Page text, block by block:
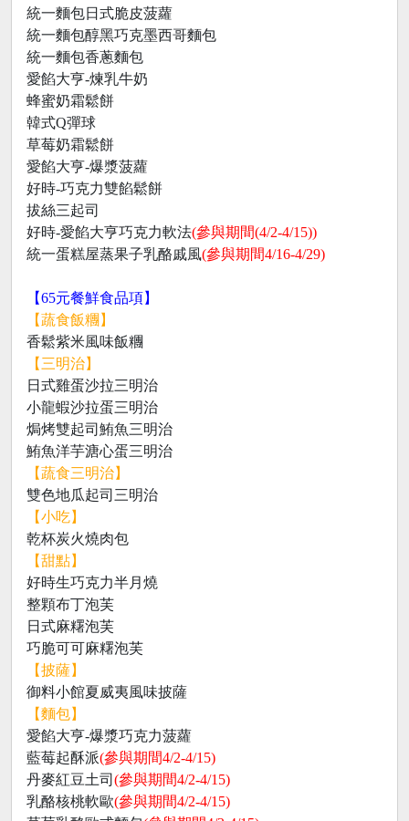
統一麵包日式脆皮菠蘿
統一麵包醇黑巧克墨西哥麵包
統一麵包香蔥麵包
愛餡大亨-煉乳牛奶
蜂蜜奶霜鬆餅
韓式Q彈球
草莓奶霜鬆餅
愛餡大亨-爆漿菠蘿
好時-巧克力雙餡鬆餅
拔絲三起司
好時-愛餡大亨巧克力軟法(參與期間(4/2-4/15))
統一蛋糕屋蒸果子乳酪戚風(參與期間4/16-4/29)
【65元餐鮮食品項】
【蔬食飯糰】
香鬆紫米風味飯糰
【三明治】
日式雞蛋沙拉三明治
小龍蝦沙拉蛋三明治
焗烤雙起司鮪魚三明治
鮪魚洋芋溏心蛋三明治
【蔬食三明治】
雙色地瓜起司三明治
【小吃】
乾杯炭火燒肉包
【甜點】
好時生巧克力半月燒
整顆布丁泡芙
日式麻糬泡芙
巧脆可可麻糬泡芙
【披薩】
御料小館夏威夷風味披薩
【麵包】
愛餡大亨-爆漿巧克力菠蘿
藍莓起酥派(參與期間4/2-4/15)
丹麥紅豆土司 (參與期間4/2-4/15)
乳酪核桃軟歐(參與期間4/2-4/15)